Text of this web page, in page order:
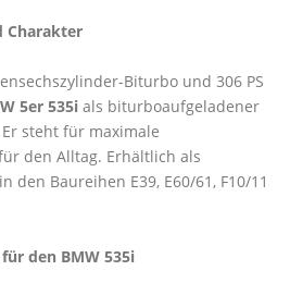
Charakter
Biturbo und 306 PS
5er 535i als biturboaufgeladener
steht für maximale
den Alltag. Erhältlich als
den Baureihen E39, E60/61, F10/11
den BMW 535i